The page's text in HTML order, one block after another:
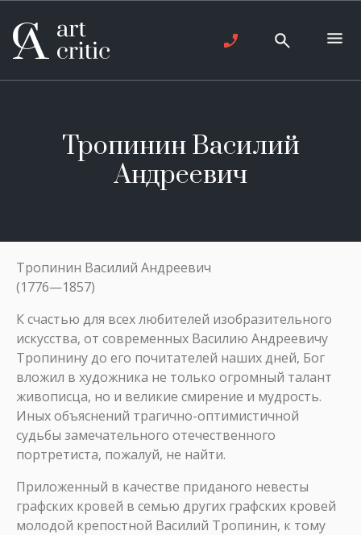
Тропинин Василий
Андреевич
Тропинин Василий Андреевич
(1776—1857)
К счастью для всех любителей изобразительного
искусства, от современных Василию Андреевичу
Тропинину до его почитателей наших дней, Бог
вложил в художника не только огромный талант
живописца, но и великие смирение и мудрость.
Иных объяснений трагично-оптимистичной
судьбы замечательного отечественного
портретиста, пожалуй, не найти.
Приложенный в качестве приданого невесты
графских кровей в семью других графских кровей
молодой крепостной Василий Тропинин, к тому